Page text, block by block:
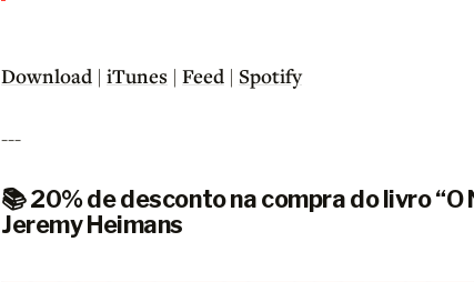
Download | iTunes | Feed | Spotify
---
📚 20% de desconto na compra do livro “O
Jeremy Heimans